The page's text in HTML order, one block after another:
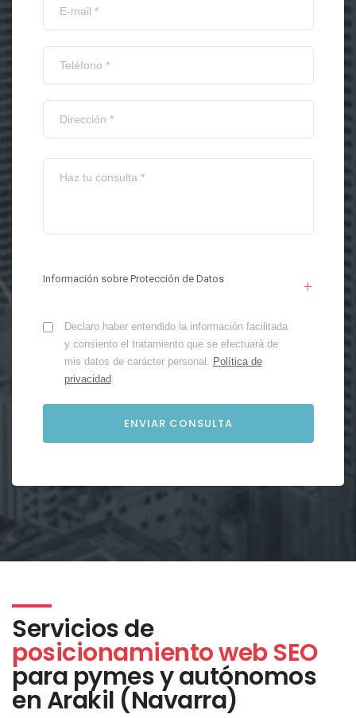
Información sobre Protección de Datos
Declaro haber entendido la información facilitada
y consiento el tratamiento que se efectuará de
mis datos de carácter personal. Política de
privacidad.
Servicios de
posicionamiento web SEO
para pymes y autónomos
en Arakil (Navarra)